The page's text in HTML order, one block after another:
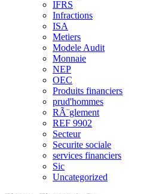
IFRS
Infractions
ISA
Metiers
Modele Audit
Monnaie
NEP
OEC
Produits financiers
prud'hommes
RÃ¨glement
REF 9902
Secteur
Securite sociale
services financiers
Sic
Uncategorized